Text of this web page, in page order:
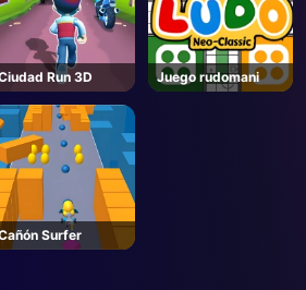
Run 3D Juego rudomani
Surfer